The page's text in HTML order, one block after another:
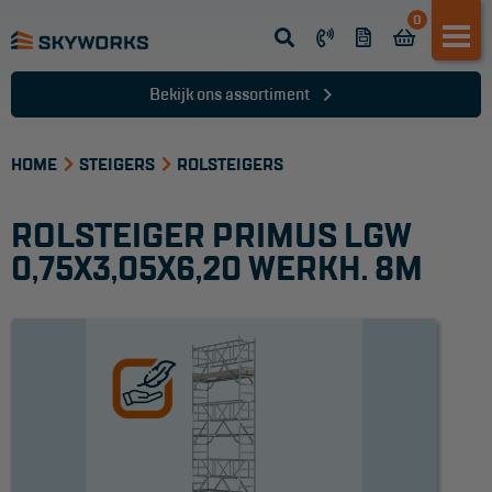
0
Opsteek ladder
Schuifladder
Telescopische ladder
Ladder accessoires
Bekijk ons assortiment
HOME STEIGERS ROLSTEIGERS
ROLSTEIGER PRIMUS LGW
0,75X3,05X6,20 WERKH. 8M